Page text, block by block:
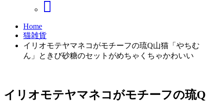
Home
猫雑貨
イリオモテヤマネコがモチーフの琉Q山猫「やちむ
ん」ときび砂糖のセットがめちゃくちゃかわいい
イリオモテヤマネコがモチーフの琉Q